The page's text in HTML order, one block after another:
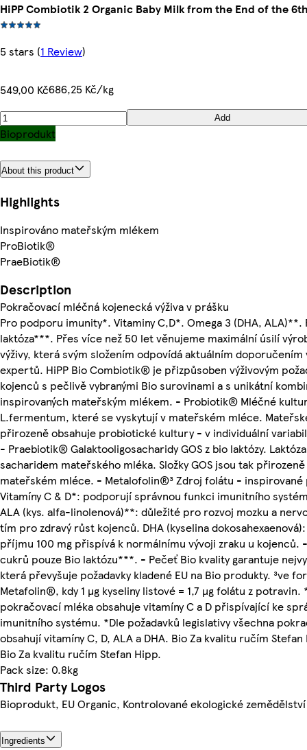
HiPP Combiotik 2 Organic Baby Milk from the End of the
5 stars (1 Review)
549,00 Kč686,25 Kč/kg
Add
Bioprodukt
About this product
Highlights
Inspirováno mateřským mlékem
ProBiotik®
PraeBiotik®
Description
Pokračovací mléčná kojenecká výživa v prášku
Pro podporu imunity*. Vitaminy C,D*. Omega 3 (DHA, ALA)**.
laktóza***. Přes více než 50 let věnujeme maximální úsilí
výživy, která svým složením odpovídá aktuálním doporučením
expertů. HiPP Bio Combiotik® je přizpůsoben výživovým
kojenců s pečlivě vybranými Bio surovinami a s unikátní
inspirovaných mateřským mlékem. - Probiotik® Mléčné
L.fermentum, které se vyskytují v mateřském mléce.
přirozeně obsahuje probiotické kultury - v individuální
- Praebiotik® Galaktooligosacharidy GOS z bio laktózy.
sacharidem mateřského mléka. Složky GOS jsou tak přirozeně
mateřském mléce. - Metalofolin®³ Zdroj folátu -
Vitamíny C & D*: podporují správnou funkci imunitního
ALA (kys. alfa-linolenová)**: důležité pro rozvoj mozku a
tím pro zdravý růst kojenců. DHA (kyselina
příjmu 100 mg přispívá k normálnímu vývoji zraku u kojenců.
cukrů pouze Bio laktózu***. - Pečeť Bio kvality garantuje
která převyšuje požadavky kladené EU na Bio produkty. ³ve
Metafolin®, kdy 1 µg kyseliny listové = 1,7 µg folátu z potravin.
pokračovací mléka obsahuje vitamíny C a D přispívající ke
imunitního systému. *Dle požadavků legislativy všechna
obsahují vitamíny C, D, ALA a DHA. Bio Za kvalitu ručím
Bio Za kvalitu ručím Stefan Hipp.
Pack size: 0.8kg
Third Party Logos
Bioprodukt, EU Organic, Kontrolované ekologické zemědělství
Ingredients